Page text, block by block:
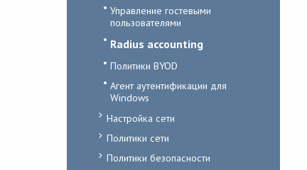
Управление гостевыми
пользователями
Radius accounting
Политики BYOD
Агент аутентификации для
Windows
Настройка сети
Политики сети
Политики безопасности